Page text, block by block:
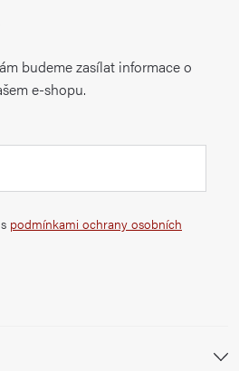
budeme zasílat informace o
e-shopu.
podmínkami ochrany osobních